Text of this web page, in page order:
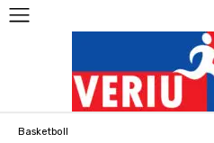
Basketboll